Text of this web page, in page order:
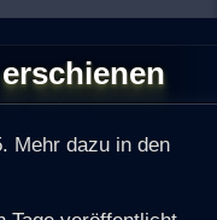
Mehr dazu in den